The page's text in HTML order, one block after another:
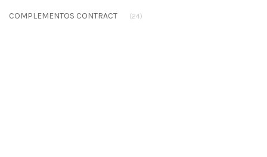
COMPLEMENTOS CONTRACT (24)